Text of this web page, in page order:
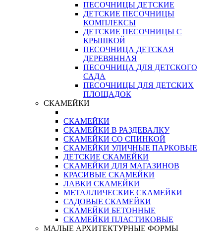
ПЕСОЧНИЦЫ ДЕТСКИЕ
ДЕТСКИЕ ПЕСОЧНИЦЫ
КОМПЛЕКСЫ
ДЕТСКИЕ ПЕСОЧНИЦЫ С
КРЫШКОЙ
ПЕСОЧНИЦА ДЕТСКАЯ
ДЕРЕВЯННАЯ
ПЕСОЧНИЦА ДЛЯ ДЕТСКОГО
САДА
ПЕСОЧНИЦЫ ДЛЯ ДЕТСКИХ
ПЛОЩАДОК
СКАМЕЙКИ
СКАМЕЙКИ
СКАМЕЙКИ В РАЗДЕВАЛКУ
СКАМЕЙКИ СО СПИНКОЙ
СКАМЕЙКИ УЛИЧНЫЕ ПАРКОВЫЕ
ДЕТСКИЕ СКАМЕЙКИ
СКАМЕЙКИ ДЛЯ МАГАЗИНОВ
КРАСИВЫЕ СКАМЕЙКИ
ЛАВКИ СКАМЕЙКИ
МЕТАЛЛИЧЕСКИЕ СКАМЕЙКИ
САДОВЫЕ СКАМЕЙКИ
СКАМЕЙКИ БЕТОННЫЕ
СКАМЕЙКИ ПЛАСТИКОВЫЕ
МАЛЫЕ АРХИТЕКТУРНЫЕ ФОРМЫ